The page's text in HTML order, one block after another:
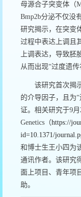
母源合子突变体（
Bmp2b分泌不仅没
研究揭示，在突变
过程中表达上调且
上调表达，导致胚
从而出现“过度遗传
该研究首次揭
的介导因子，且为
证。相关研究于9月
Genetics （https://
id=10.1371/
和博士生王小四为
通讯作者。该研究
面上项目、青年项
助。